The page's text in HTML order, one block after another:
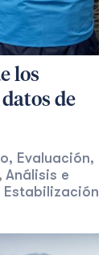
los
de
Evaluación,
, Análisis e
Estabilización